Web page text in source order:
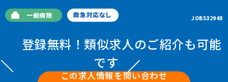
特集から探す
エージェントサービス
エージェントサービスTOP
一般病院 救急対応なし JOB532948
登録無料！類似求人のご紹介も可能
です
この求人情報を問い合わせ